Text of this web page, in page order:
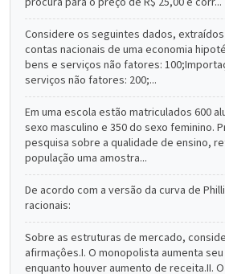
Considere os seguintes dados,
contas nacionais de uma economia
bens e serviços não fatores:
serviços não fatores: 200;...
Em uma escola estão matriculados 600
sexo masculino e 350 do sexo feminino.
pesquisa sobre a qualidade de ensino,
população uma amostra...
De acordo com a versão da curva de
racionais:
Sobre as estruturas de mercado,
afirmaçôes.I. O monopolista aumenta
enquanto houver aumento de receita.II.